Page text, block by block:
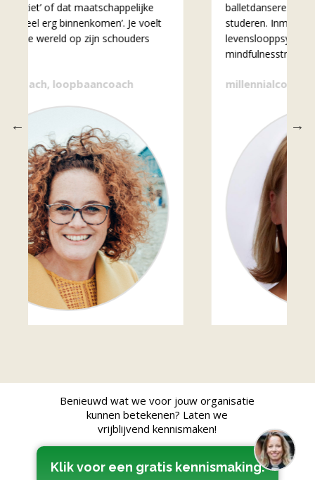
balletdanseres, om psychologie te gaan
studeren. Inmiddels ben ik afgestudeerd
levenslooppsycholoog, gecertificeerd
millennialcoach, loopbaancoach
Benieuwd wat we voor jouw organisatie
kunnen betekenen? Laten we
vrijblijvend kennismaken!
Klik voor een gratis kennismaking.